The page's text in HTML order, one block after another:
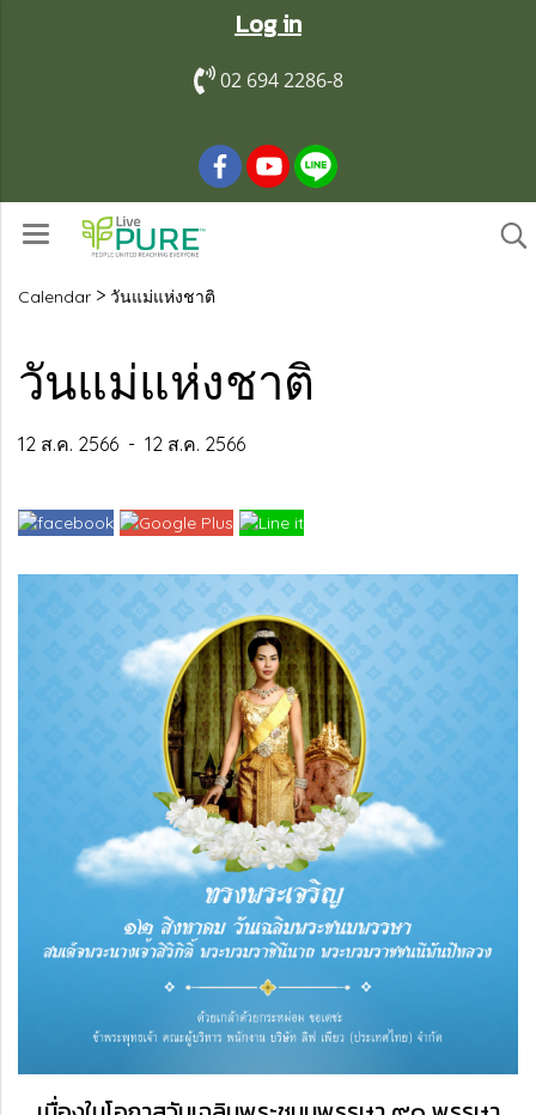
Log in
02 694 2286-8
Calendar > วันแม่แห่งชาติ
วันแม่แห่งชาติ
12 ส.ค. 2566 - 12 ส.ค. 2566